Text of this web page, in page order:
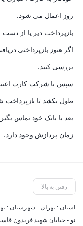
روز اعمال می شود.
بازپرداخت دیر یا از دست
اگر هنوز بازپرداختی
بررسی کنید.
سپس با شرکت کارت
طول بکشد تا
بعد با بانک خود تماس
زمان پردازش وجود دارد.
رفتن به بالا
استان : تهران - شهرستان :